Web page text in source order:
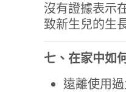
沒有證據表示
致新生兒的生
七、在家中如
遠離使用